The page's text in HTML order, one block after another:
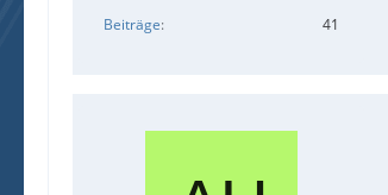
Beiträge 41